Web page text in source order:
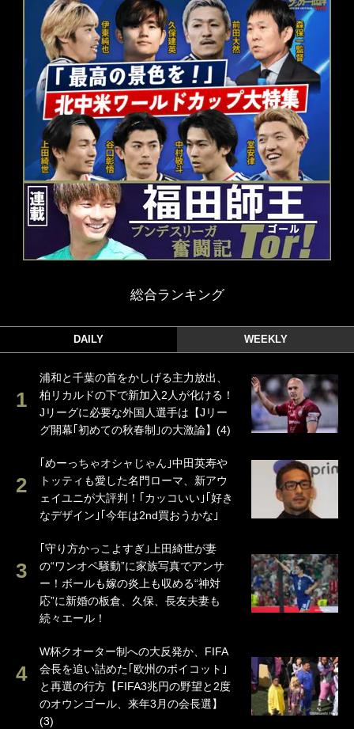
総合ランキング
DAILY WEEKLY
浦和と千葉の首をかしげる主力放出、
柏リカルドの下で新加入2人が化ける！
Jリーグに必要な外国人選手は【Jリー
グ開幕｢初めての秋春制｣の大激論】(4)
｢めーっちゃオシャじゃん｣中田英寿や
トッティも愛した名門ローマ、新アウ
ェイユニが大評判！｢カッコいい｣｢好き
なデザイン｣｢今年は2nd買おうかな｣
｢守り方かっこよすぎ｣上田綺世が妻
の“ワンオペ騒動”に家族写真でアンサ
ー！ボールも嫁の炎上も収める“神対
応”に新婚の板倉、久保、長友夫妻も
続々エール！
W杯クオーター制への大反発か、FIFA
会長を追い詰めた｢欧州のボイコット｣
と再選の行方【FIFA3兆円の野望と2度
のオウンゴール、来年3月の会長選】
(3)